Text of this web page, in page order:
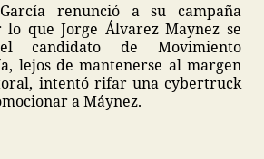
renunció a su campaña
que Jorge Álvarez Maynez se
candidato de Movimiento
lejos de mantenerse al margen
intentó rifar una cybertruck
a Máynez.